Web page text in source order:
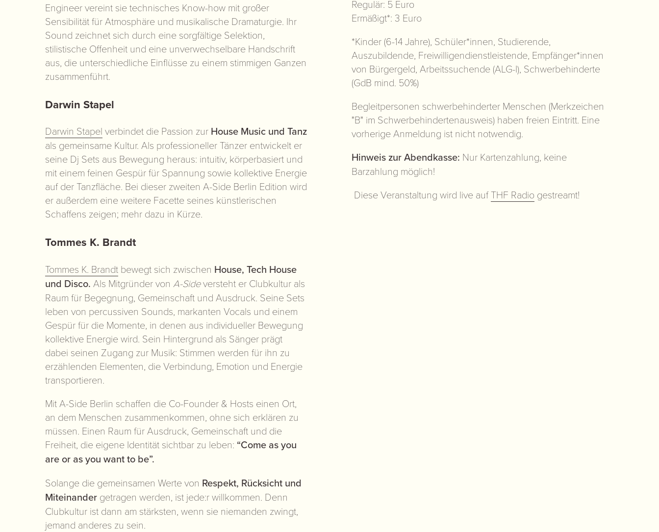
Engineer vereint sie technisches Know-how mit großer
Sensibilität für Atmosphäre und musikalische Dramaturgie. Ihr
Sound zeichnet sich durch eine sorgfältige Selektion,
stilistische Offenheit und eine unverwechselbare Handschrift
aus, die unterschiedliche Einflüsse zu einem stimmigen Ganzen
zusammenführt.
Darwin Stapel
Darwin Stapel verbindet die Passion zur House Music und Tanz
als gemeinsame Kultur. Als professioneller Tänzer entwickelt er
seine Dj Sets aus Bewegung heraus: intuitiv, körperbasiert und
mit einem feinen Gespür für Spannung sowie kollektive Energie
auf der Tanzfläche. Bei dieser zweiten A-Side Berlin Edition wird
er außerdem eine weitere Facette seines künstlerischen
Schaffens zeigen; mehr dazu in Kürze.
Tommes K. Brandt
Tommes K. Brandt bewegt sich zwischen House, Tech House
und Disco. Als Mitgründer von A-Sideversteht er Clubkultur als
Raum für Begegnung, Gemeinschaft und Ausdruck. Seine Sets
leben von percussiven Sounds, markanten Vocals und einem
Gespür für die Momente, in denen aus individueller Bewegung
kollektive Energie wird. Sein Hintergrund als Sänger prägt
dabei seinen Zugang zur Musik: Stimmen werden für ihn zu
erzählenden Elementen, die Verbindung, Emotion und Energie
transportieren.
Mit A-Side Berlin schaffen die Co-Founder & Hosts einen Ort,
an dem Menschen zusammenkommen, ohne sich erklären zu
müssen. Einen Raum für Ausdruck, Gemeinschaft und die
Freiheit, die eigene Identität sichtbar zu leben: “Come as you
are or as you want to be”.
Solange die gemeinsamen Werte von Respekt, Rücksicht und
Miteinander getragen werden, ist jede:r willkommen. Denn
Clubkultur ist dann am stärksten, wenn sie niemanden zwingt,
jemand anderes zu sein.
Regulär: 5 Euro
Ermäßigt*: 3 Euro
*Kinder (6-14 Jahre), Schüler*innen, Studierende,
Auszubildende, Freiwilligendienstleistende, Empfänger*innen
von Bürgergeld, Arbeitssuchende (ALG-I), Schwerbehinderte
(GdB mind. 50%)
Begleitpersonen schwerbehinderter Menschen (Merkzeichen
"B" im Schwerbehindertenausweis) haben freien Eintritt. Eine
vorherige Anmeldung ist nicht notwendig.
Hinweis zur Abendkasse: Nur Kartenzahlung, keine
Barzahlung möglich!
Diese Veranstaltung wird live aufTHF Radio gestreamt!